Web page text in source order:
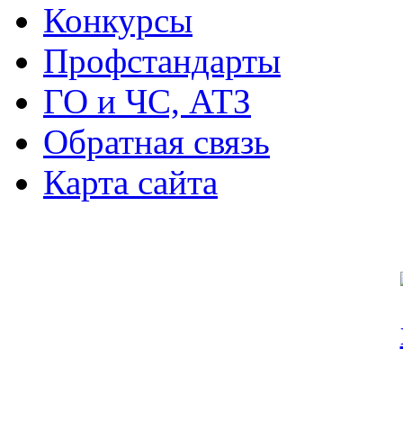
Конкурсы
Профстандарты
ГО и ЧС, АТЗ
Обратная связь
Карта сайта